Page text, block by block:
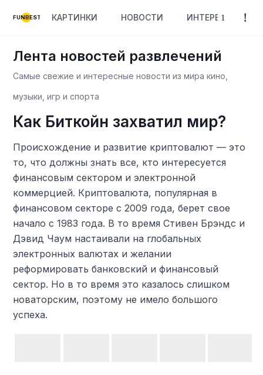
FUNBEST КАРТИНКИ НОВОСТИ ИНТЕРЕСНОЕ
Лента новостей развлечений
Самые свежие и интересные новости из мира кино,
музыки, игр и спорта
Как Биткойн захватил мир?
Происхождение и развитие криптовалют — это
то, что должны знать все, кто интересуется
финансовым сектором и электронной
коммерцией. Криптовалюта, популярная в
финансовом секторе с 2009 года, берет свое
начало с 1983 года. В то время Стивен Брэндс и
Дэвид Чаум настаивали на глобальных
электронных валютах и ​​желании
реформировать банковский и финансовый
сектор. Но в то время это казалось слишком
новаторским, поэтому не имело большого
успеха.